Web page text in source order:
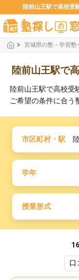
陸前山王駅で高校受
宮城県の塾・学習塾
陸前山王駅で
陸前山王駅で高校受
ご希望の条件に合う
市区町村・駅
学年
授業形式
16